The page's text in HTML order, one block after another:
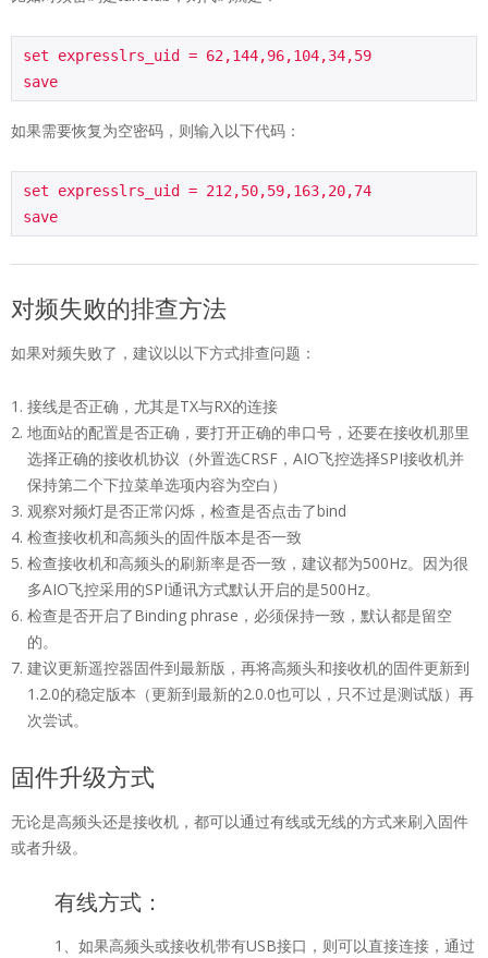
set expresslrs_uid = 62,144,96,104,34,59
save
如果需要恢复为空密码，则输入以下代码：
set expresslrs_uid = 212,50,59,163,20,74
save
对频失败的排查方法
如果对频失败了，建议以以下方式排查问题：
接线是否正确，尤其是TX与RX的连接
地面站的配置是否正确，要打开正确的串口号，还要在接收机那里
选择正确的接收机协议（外置选CRSF，AIO飞控选择SPI接收机并
保持第二个下拉菜单选项内容为空白）
观察对频灯是否正常闪烁，检查是否点击了bind
检查接收机和高频头的固件版本是否一致
检查接收机和高频头的刷新率是否一致，建议都为500Hz。因为很
多AIO飞控采用的SPI通讯方式默认开启的是500Hz。
检查是否开启了Binding phrase，必须保持一致，默认都是留空
的。
建议更新遥控器固件到最新版，再将高频头和接收机的固件更新到
1.2.0的稳定版本（更新到最新的2.0.0也可以，只不过是测试版）再
次尝试。
固件升级方式
无论是高频头还是接收机，都可以通过有线或无线的方式来刷入固件
或者升级。
有线方式：
1、如果高频头或接收机带有USB接口，则可以直接连接，通过